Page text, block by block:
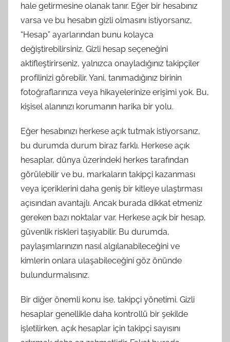
hale getirmesine olanak tanır. Eğer bir hesabınız
varsa ve bu hesabın gizli olmasını istiyorsanız,
“Hesap” ayarlarından bunu kolayca
değiştirebilirsiniz. Gizli hesap seçeneğini
aktifleştirirseniz, yalnızca onayladığınız takipçiler
profilinizi görebilir. Yani, tanımadığınız birinin
fotoğraflarınıza veya hikayelerinize erişimi yok. Bu,
kişisel alanınızı korumanın harika bir yolu.
Eğer hesabınızı herkese açık tutmak istiyorsanız,
bu durumda durum biraz farklı. Herkese açık
hesaplar, dünya üzerindeki herkes tarafından
görülebilir ve bu, markaların takipçi kazanması
veya içeriklerini daha geniş bir kitleye ulaştırması
açısından avantajlı. Ancak burada dikkat etmeniz
gereken bazı noktalar var. Herkese açık bir hesap,
güvenlik riskleri taşıyabilir. Bu durumda,
paylaşımlarınızın nasıl algılanabileceğini ve
kimlerin onlara ulaşabileceğini göz önünde
bulundurmalısınız.
Bir diğer önemli konu ise, takipçi yönetimi. Gizli
hesaplar genellikle daha kontrollü bir şekilde
işletilirken, açık hesaplar için takipçi sayısını